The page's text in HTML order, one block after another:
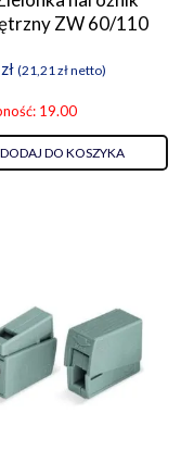
ZW 60/110
zł (21,21złnetto)
19.00
DODAJ DO KOSZYKA